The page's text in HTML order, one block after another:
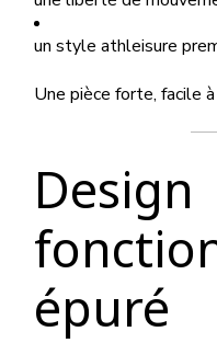
un style athleisure
Une pièce forte, facile
Design
épuré